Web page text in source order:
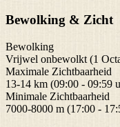
Bewolking & Zicht
Bewolking
Vrijwel onbewolkt (1
Maximale Zichtbaarheid
13-14 km (09:00 - 09:59
Minimale Zichtbaarheid
7000-8000 m (17:00 -